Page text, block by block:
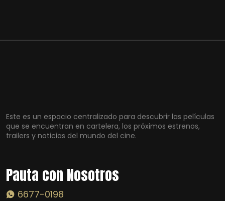
Este es un espacio centralizado para descubrir las películas
que se encuentran en cartelera, los próximos estrenos,
trailers y noticias del mundo del cine.
Pauta con Nosotros
6677-0198